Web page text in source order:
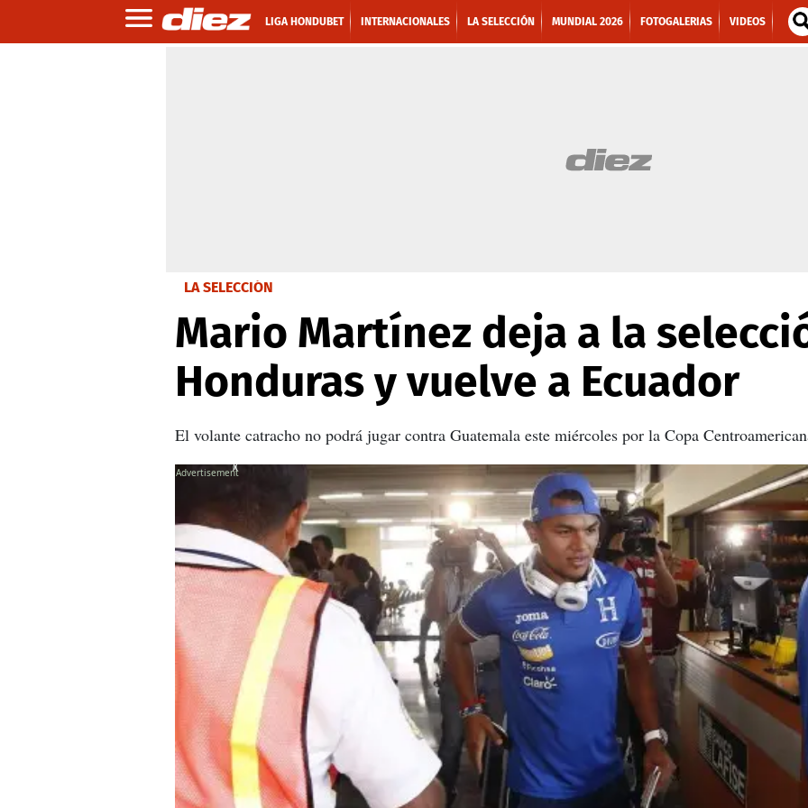
LIGA HONDUBET INTERNACIONALES LA SELECCIÓN MUNDIAL 2026 FOTOGALERIAS VIDEOS
LA SELECCIÓN
Mario Martínez deja a la
Honduras y vuelve a Ecuador
El volante catracho no podrá jugar contra Guatemala este miércoles por la Copa
X